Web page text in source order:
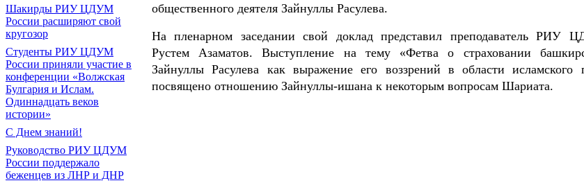
Шакирды РИУ ЦДУМ
России расширяют свой
кругозор
Студенты РИУ ЦДУМ
России приняли участие в
конференции «Волжская
Булгария и Ислам.
Одиннадцать веков
истории»
С Днем знаний!
Руководство РИУ ЦДУМ
России поддержало
беженцев из ЛНР и ДНР
общественного деятеля Зайнуллы Расулева.
На пленарном заседании свой доклад представил преподаватель РИУ
Рустем Азаматов. Выступление на тему «Фетва о страховании
Зайнуллы Расулева как выражение его воззрений в области исламского
посвящено отношению Зайнуллы-ишана к некоторым вопросам Шариата.